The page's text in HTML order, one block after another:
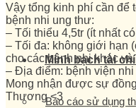
Minh bạch tài
Báo cáo sử dụng
Vậy tổng kinh phí cần để
bệnh nhi ung thư:
– Tối thiểu 4,5tr (ít nhất
– Tối đa: không giới hạn
cho các bệnh nhi khác
– Địa điểm: bệnh viện nhi
Mong nhận được sự
Thương <3